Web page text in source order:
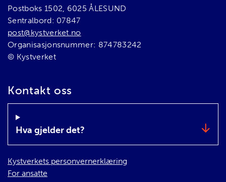
Postboks 1502, 6025 ÅLESUND
Sentralbord: 07847
post@kystverket.no
Organisasjonsnummer: 874783242
© Kystverket
Kontakt oss
Hva gjelder det?
Kystverkets personvernerklæring
For ansatte